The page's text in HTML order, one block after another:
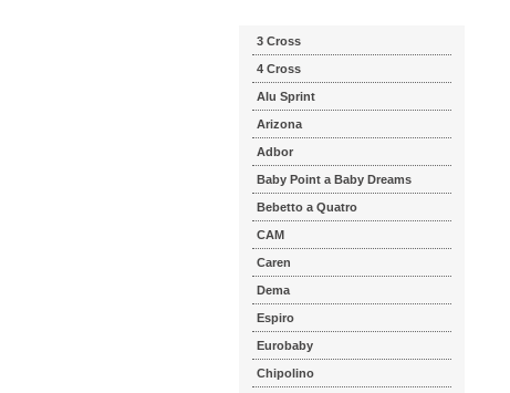
3 Cross
4 Cross
Alu Sprint
Arizona
Adbor
Baby Point a Baby Dreams
Bebetto a Quatro
CAM
Caren
Dema
Espiro
Eurobaby
Chipolino